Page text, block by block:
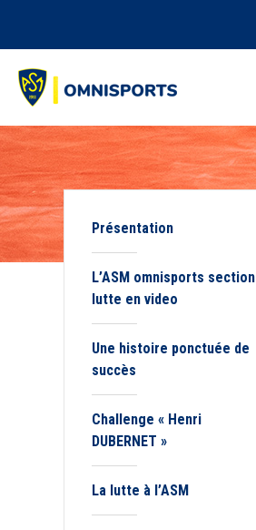
Présentation
L’ASM omnisports section
lutte en video
Une histoire ponctuée de
succès
Challenge « Henri
DUBERNET »
La lutte à l’ASM